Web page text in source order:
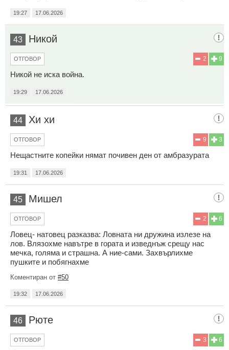
19:27 17.06.2026
43 Никой
9
2
ОТГОВОР
Никой не иска война.
19:29 17.06.2026
44 Хи хи
3
9
ОТГОВОР
Нещастните копейки нямат почивен ден от амбразурата
19:31 17.06.2026
45 Мишел
6
2
ОТГОВОР
Ловец- натовец разказва: Ловната ни дружина излезе на
лов. Влязохме навътре в гората и изведнъж срещу нас
мечка, голяма и страшна. А ние-сами. Захвърлихме
пушките и побягнахме
Коментиран от #50
19:32 17.06.2026
46 Рюте
6
3
ОТГОВОР